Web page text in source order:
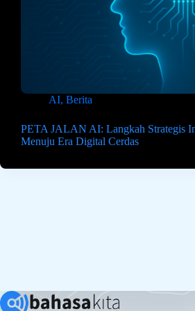
AI, Berita
PETA JALAN AI: Langkah Strategis
Menuju Era Digital Cerdas